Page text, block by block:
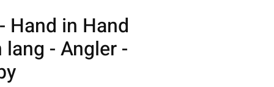
Hand in Hand
lang - Angler -